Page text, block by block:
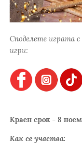
Споделете играта
игри:
Краен срок - 8
Как се участва: